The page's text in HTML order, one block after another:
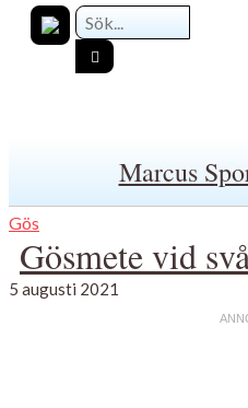
Marcus
Gös
Gösmete vid
5 augusti 2021